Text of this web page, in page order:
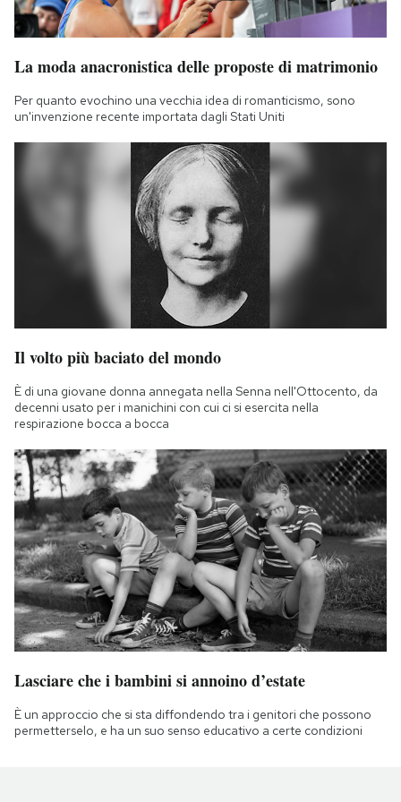
Notifiche mobile
Regala il Post
Hai bisogno di aiuto?
La moda anacronistica delle proposte di matrimonio
Per quanto evochino una vecchia idea di romanticismo, sono
un'invenzione recente importata dagli Stati Uniti
Il volto più baciato del mondo
È di una giovane donna annegata nella Senna nell'Ottocento, da
decenni usato per i manichini con cui ci si esercita nella
respirazione bocca a bocca
Lasciare che i bambini si annoino d’estate
È un approccio che si sta diffondendo tra i genitori che possono
permetterselo, e ha un suo senso educativo a certe condizioni